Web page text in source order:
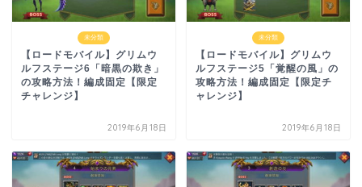
未分類
【ロードモバイル】グリムウ
ルフステージ6「暗黒の欺き」
の攻略方法！編成固定【限定
チャレンジ】
2019年6月18日
未分類
【ロードモバイル】グリムウ
ルフステージ5「覚醒の風」の
攻略方法！編成固定【限定チ
ャレンジ】
2019年6月18日